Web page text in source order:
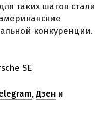
таких шагов стали
конкуренции.
SE
,Дзен и